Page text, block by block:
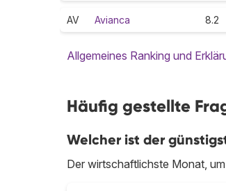
AV Avianca 8.2
Allgemeines Ranking und
Häufig gestellte
Welcher ist der
Der wirtschaftlichste Monat,